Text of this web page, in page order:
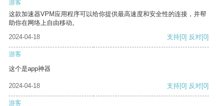
游客
这款加速器VPM应用程序可以给你提供最高速度和安全性的连接，并帮
助你在网络上自由移动。
2024-04-18
支持[0] 反对[0]
游客
这个是app神器
2024-04-18 支持[0] 反对[0]
游客